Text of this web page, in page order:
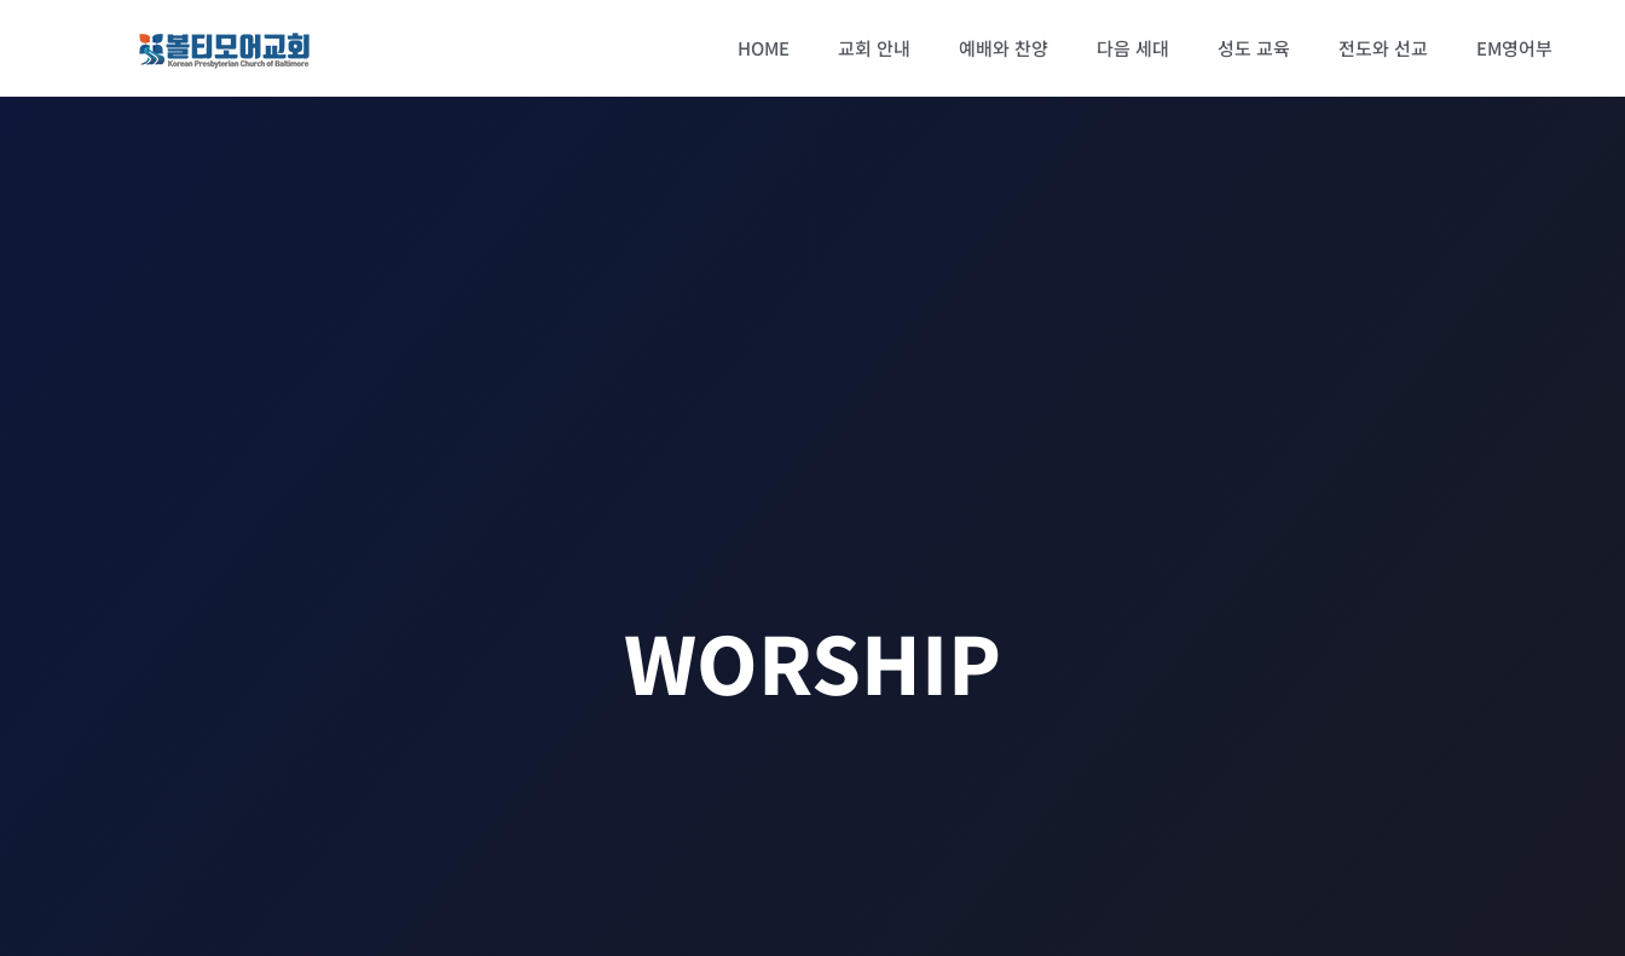
HOME 교회 안내 예배와 찬양 다음 세대 성도 교육 전도와 선교 EM영어부
WORSHIP